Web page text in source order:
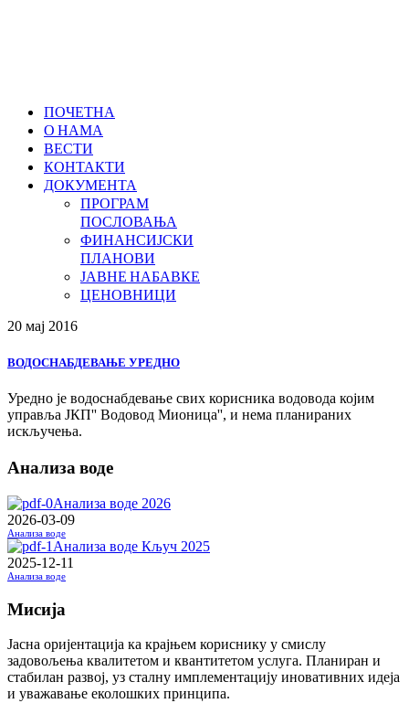
ПОЧЕТНА
О НАМА
ВЕСТИ
КОНТАКТИ
ДОКУМЕНТА
ПРОГРАМ
ПОСЛОВАЊА
ФИНАНСИЈСКИ
ПЛАНОВИ
ЈАВНЕ НАБАВКЕ
ЦЕНОВНИЦИ
20 мај 2016
ВОДОСНАБДЕВАЊЕ УРЕДНО
Уредно је водоснабдевање свих корисника водовода којим
управља ЈКП'' Водовод Мионица'', и нема планираних
искључења.
Анализа воде
Анализа воде 2026
2026-03-09
Анализа воде
Анализа воде Кључ 2025
2025-12-11
Анализа воде
Мисија
Јасна оријентација ка крајњем кориснику у смислу
задовољења квалитетом и квантитетом услуга. Планиран и
стабилан развој, уз сталну имплементацију иновативних идеја
и уважавање еколошких принципа.